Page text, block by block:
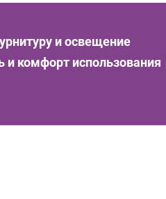
и освещение
и комфорт использования